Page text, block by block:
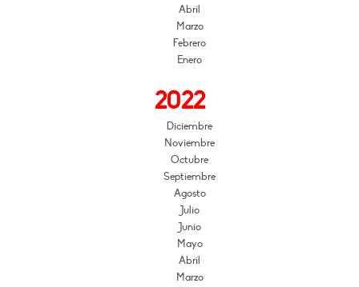
Abril
Marzo
Febrero
Enero
2022
Diciembre
Noviembre
Octubre
Septiembre
Agosto
Julio
Junio
Mayo
Abril
Marzo